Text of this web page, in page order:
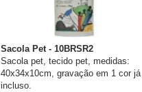
Sacola Pet - 10BRSR2
Sacola pet, tecido pet, medidas:
40x34x10cm, gravação em 1 cor já
incluso.